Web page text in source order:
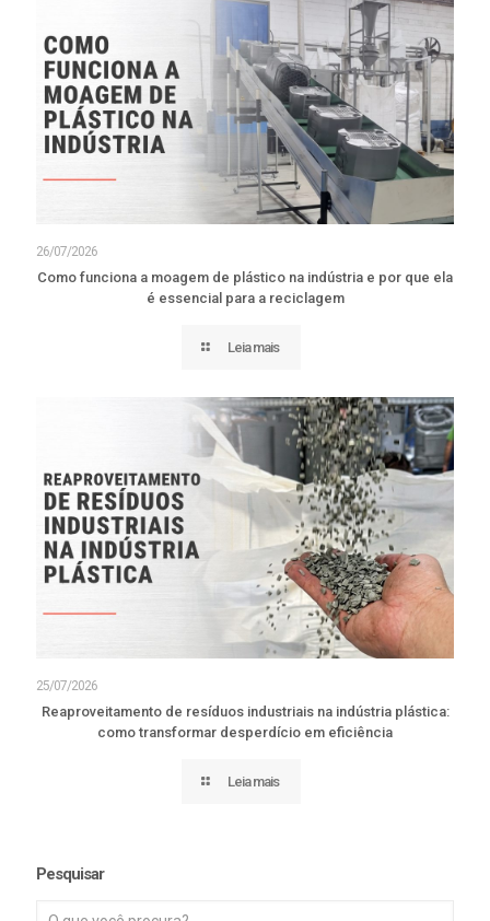
26/07/2026
Como funciona a moagem de plástico na indústria e por que ela
é essencial para a reciclagem
Leia mais
25/07/2026
Reaproveitamento de resíduos industriais na indústria plástica:
como transformar desperdício em eficiência
Leia mais
Pesquisar